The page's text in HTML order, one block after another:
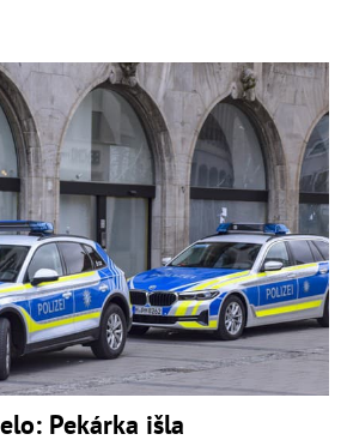
Pekárka išla